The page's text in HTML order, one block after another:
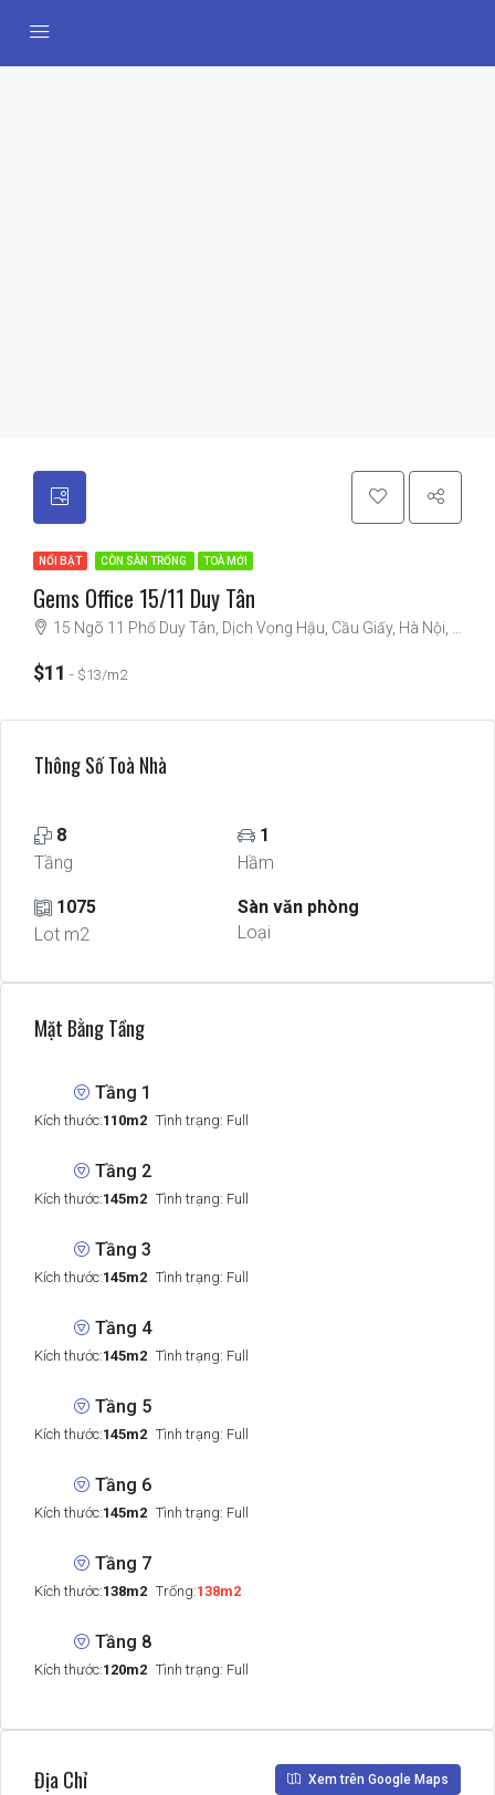
NỔI BẬT CÒN SÀN TRỐNG TOÀ MỚI
Gems Office 15/11 Duy Tân
15 Ngõ 11 Phố Duy Tân, Dịch Vọng Hậu, Cầu Giấy, Hà Nội, Việt Nam
$11 $13/m2
Thông Số Toà Nhà
8
Tầng
1
Hầm
1075
Lot m2
Sàn văn phòng
Loại
Mặt Bằng Tầng
Tầng 1
Kích thước:110m2 Tình trạng: Full
Tầng 2
Kích thước:145m2 Tình trạng: Full
Tầng 3
Kích thước:145m2 Tình trạng: Full
Tầng 4
Kích thước:145m2 Tình trạng: Full
Tầng 5
Kích thước:145m2 Tình trạng: Full
Tầng 6
Kích thước:145m2 Tình trạng: Full
Tầng 7
Kích thước:138m2 Trống:138m2
Tầng 8
Kích thước:120m2 Tình trạng: Full
Địa Chỉ Xem trên Google Maps